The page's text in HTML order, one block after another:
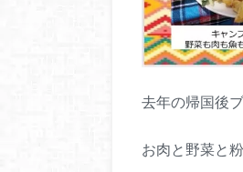
去年の帰国後
お肉と野菜と